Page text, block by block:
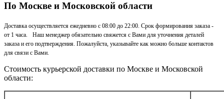
По Москве и Московской области
Доставка осуществляется ежедневно с 08:00 до 22:00. Срок формирования заказа -
от 1 часа. Наш менеджер обязательно свяжется с Вами для уточнения деталей
заказа и его подтверждения. Пожалуйста, указывайте как можно больше контактов
для связи с Вами.
Стоимость курьерской доставки по Москве и Московской
области: